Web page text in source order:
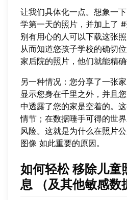
让我们具体化一点。想象一
学第一天的照片，并加上了 #
别有用心的人可以下载这张
从而知道您孩子学校的确切
家后院的照片，他们就能精确
另一种情况：您分享了一张
显示您身在千里之外，并且
中透露了您的家是空着的。
情节；在数据唾手可得的世
风险。这就是为什么在照片
图像 如此重要的原因。
如何轻松移除儿童
息 （及其他敏感数